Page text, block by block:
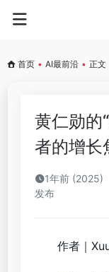
首页 • AI最前沿 • 正文
黄仁勋的
者的增长
1年前 (2025)
发布
作者｜